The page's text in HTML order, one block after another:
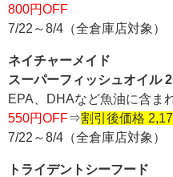
800円OFF
7/22～8/4（全倉庫店対象）
ネイチャーメイド
スーパーフィッシュオイル
EPA、DHAなど魚油に含ま
550円OFF⇒割引後価格
7/22～8/4（全倉庫店対象）
トライデントシーフード